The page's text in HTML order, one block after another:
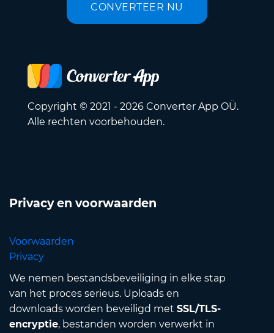
CONVERTEER NU
Copyright © 2021 - 2026 Converter App OÜ.
Alle rechten voorbehouden.
Privacy en voorwaarden
Voorwaarden
Privacy
We nemen bestandsbeveiliging in elke stap
van het proces serieus. Uploads en
downloads worden beveiligd met SSL/TLS-
encryptie, bestanden worden verwerkt in